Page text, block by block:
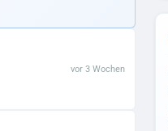
vor 3 Wochen